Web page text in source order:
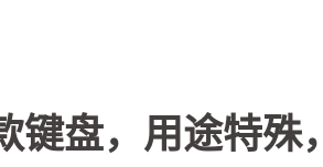
键盘，用途特殊